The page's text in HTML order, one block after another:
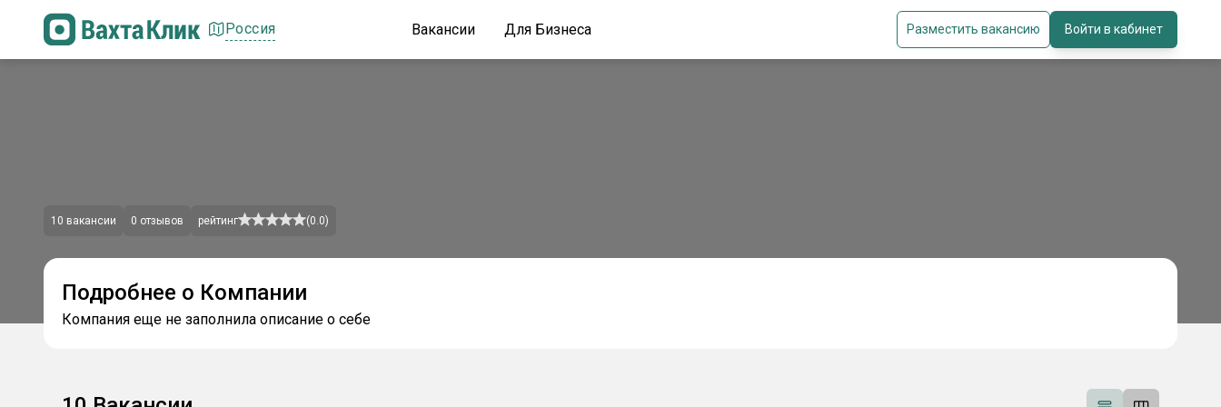
Россия Вакансии Для Бизнеса Разместить вакансию Войти в кабинет
10 вакансии 0 отзывов рейтинг (0.0)
Подробнее о Компании
Компания еще не заполнила описание о себе